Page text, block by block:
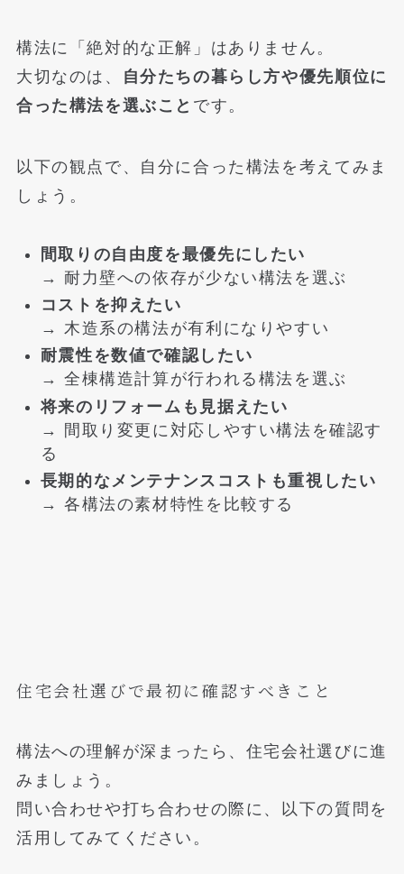
構法に「絶対的な正解」はありません。
大切なのは、
自分たちの暮らし方や優先順位に
合った構法を選ぶこと です。
以下の観点で、自分に合った構法を考えてみま
しょう。
間取りの自由度を最優先にしたい
→ 耐力壁への依存が少ない構法を選ぶ
コストを抑えたい
→ 木造系の構法が有利になりやすい
耐震性を数値で確認したい
→ 全棟構造計算が行われる構法を選ぶ
将来のリフォームも見据えたい
→ 間取り変更に対応しやすい構法を確認す
る
長期的なメンテナンスコストも重視したい
→ 各構法の素材特性を比較する
住宅会社選びで最初に確認すべきこと
構法への理解が深まったら、住宅会社選びに進
みましょう。
問い合わせや打ち合わせの際に、以下の質問を
活用してみてください。